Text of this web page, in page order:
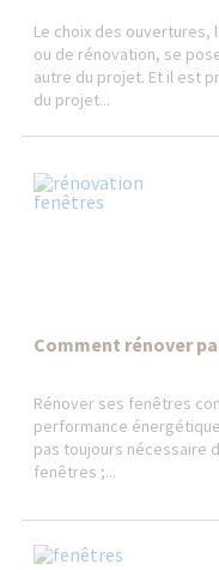
Le choix des
ou de rénovation, se
autre du projet. Et il est
du projet...
Comment rénover
Rénover ses fenêtres
performance
pas toujours nécessaire
fenêtres ;...